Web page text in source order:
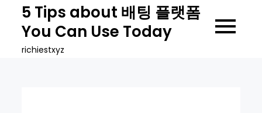
content
5 Tips about 배팅 플랫폼
You Can Use Today
richiestxyz